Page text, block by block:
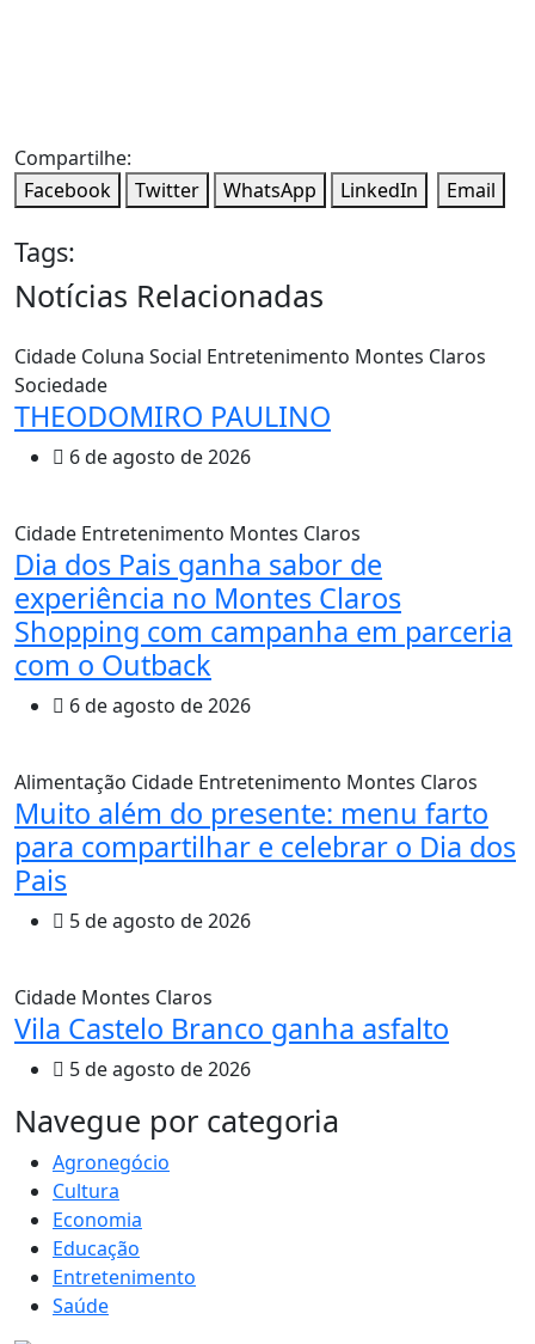
Compartilhe:
Facebook
Twitter WhatsApp LinkedIn Email
Tags:
Notícias Relacionadas
Cidade Coluna Social Entretenimento Montes Claros
Sociedade
THEODOMIRO PAULINO
6 de agosto de 2026
Cidade Entretenimento Montes Claros
Dia dos Pais ganha sabor de
experiência no Montes Claros
Shopping com campanha em parceria
com o Outback
6 de agosto de 2026
Alimentação Cidade Entretenimento Montes Claros
Muito além do presente: menu farto
para compartilhar e celebrar o Dia dos
Pais
5 de agosto de 2026
Cidade Montes Claros
Vila Castelo Branco ganha asfalto
5 de agosto de 2026
MAIS VISTOS
Navegue por categoria
Agronegócio
Cultura
Economia
Educação
Entretenimento
Saúde